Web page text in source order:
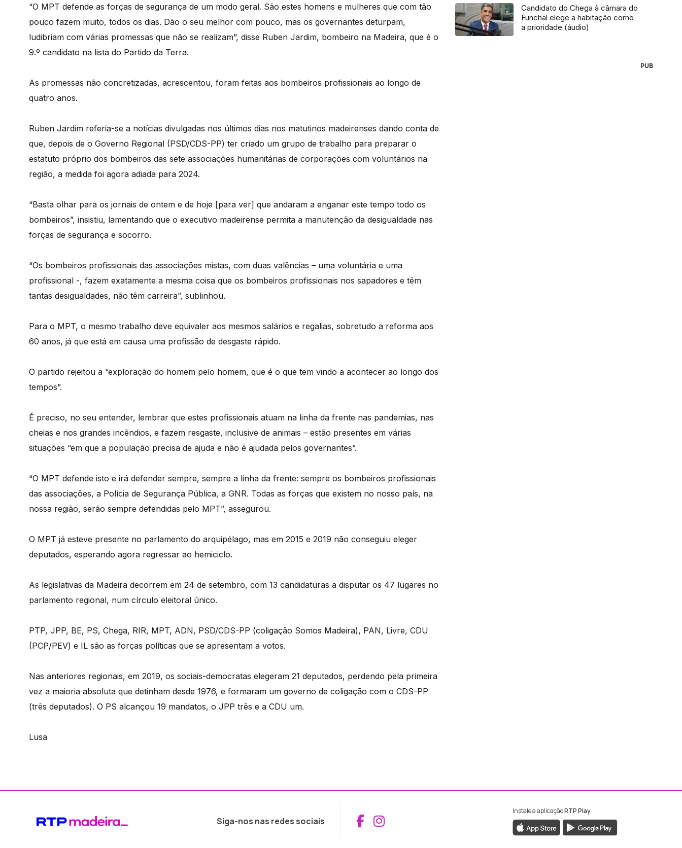
“O MPT defende as forças de segurança de um modo geral. São estes homens e mulheres que com tão
pouco fazem muito, todos os dias. Dão o seu melhor com pouco, mas os governantes deturpam,
ludibriam com várias promessas que não se realizam”, disse Ruben Jardim, bombeiro na Madeira, que é o
9.º candidato na lista do Partido da Terra.
As promessas não concretizadas, acrescentou, foram feitas aos bombeiros profissionais ao longo de
quatro anos.
Ruben Jardim referia-se a notícias divulgadas nos últimos dias nos matutinos madeirenses dando conta de
que, depois de o Governo Regional (PSD/CDS-PP) ter criado um grupo de trabalho para preparar o
estatuto próprio dos bombeiros das sete associações humanitárias de corporações com voluntários na
região, a medida foi agora adiada para 2024.
“Basta olhar para os jornais de ontem e de hoje [para ver] que andaram a enganar este tempo todo os
bombeiros”, insistiu, lamentando que o executivo madeirense permita a manutenção da desigualdade nas
forças de segurança e socorro.
“Os bombeiros profissionais das associações mistas, com duas valências – uma voluntária e uma
profissional -, fazem exatamente a mesma coisa que os bombeiros profissionais nos sapadores e têm
tantas desigualdades, não têm carreira”, sublinhou.
Para o MPT, o mesmo trabalho deve equivaler aos mesmos salários e regalias, sobretudo a reforma aos
60 anos, já que está em causa uma profissão de desgaste rápido.
O partido rejeitou a “exploração do homem pelo homem, que é o que tem vindo a acontecer ao longo dos
tempos”.
É preciso, no seu entender, lembrar que estes profissionais atuam na linha da frente nas pandemias, nas
cheias e nos grandes incêndios, e fazem resgaste, inclusive de animais – estão presentes em várias
situações “em que a população precisa de ajuda e não é ajudada pelos governantes”.
“O MPT defende isto e irá defender sempre, sempre a linha da frente: sempre os bombeiros profissionais
das associações, a Polícia de Segurança Pública, a GNR. Todas as forças que existem no nosso país, na
nossa região, serão sempre defendidas pelo MPT”, assegurou.
O MPT já esteve presente no parlamento do arquipélago, mas em 2015 e 2019 não conseguiu eleger
deputados, esperando agora regressar ao hemiciclo.
As legislativas da Madeira decorrem em 24 de setembro, com 13 candidaturas a disputar os 47 lugares no
parlamento regional, num círculo eleitoral único.
PTP, JPP, BE, PS, Chega, RIR, MPT, ADN, PSD/CDS-PP (coligação Somos Madeira), PAN, Livre, CDU
(PCP/PEV) e IL são as forças políticas que se apresentam a votos.
Nas anteriores regionais, em 2019, os sociais-democratas elegeram 21 deputados, perdendo pela primeira
vez a maioria absoluta que detinham desde 1976, e formaram um governo de coligação com o CDS-PP
(três deputados). O PS alcançou 19 mandatos, o JPP três e a CDU um.
Lusa
Candidato do Chega à câmara do
Funchal elege a habitação como
a prioridade (áudio)
PUB
Siga-nos nas redes sociais Aceder ao Facebook da RTP Madeira
Aceder ao Instagram da RTP Madeira
Instale a aplicaçãoRTP Play